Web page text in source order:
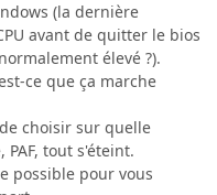
(la dernière
avant de quitter le bios
élevé ?).
ce que ça marche
choisir sur quelle
tout s'éteint.
possible pour vous